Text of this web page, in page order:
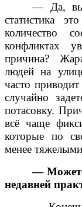
— Да, вы
статистика
количество
конфликтах
причина?
людей на
часто
случайно
потасовку.
всё чаще
которые по
менее
—
недавней